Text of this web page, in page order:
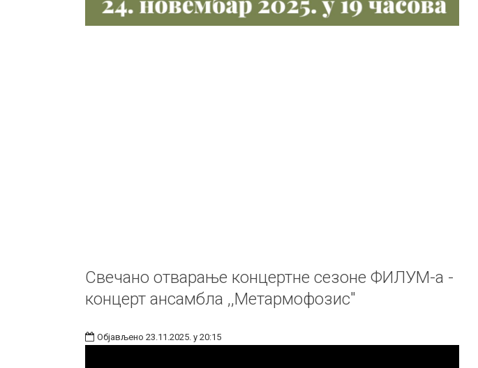
Свечано отварање концертне сезоне ФИЛУМ-а -
концерт ансамбла ,,Метармофозис"
Објављено 23.11.2025. у 20:15